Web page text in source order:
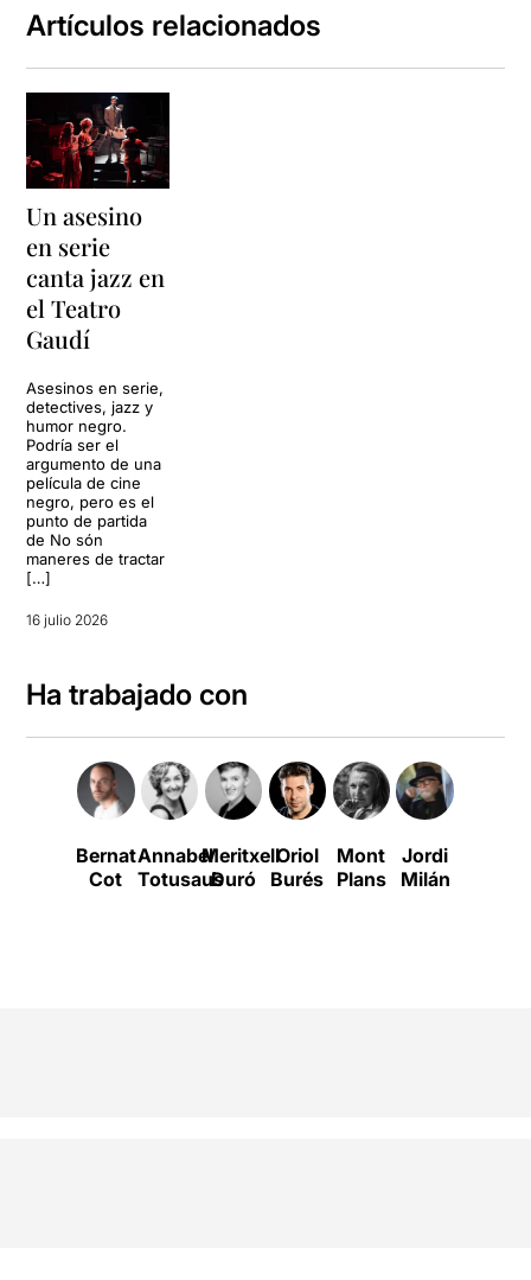
Artículos relacionados
Un asesino
en serie
canta jazz en
el Teatro
Gaudí
Asesinos en serie,
detectives, jazz y
humor negro.
Podría ser el
argumento de una
película de cine
negro, pero es el
punto de partida
de No són
maneres de tractar
[…]
16 julio 2026
Ha trabajado con
Bernat
Cot
Annabel
Totusaus
Meritxell
Duró
Oriol
Burés
Mont
Plans
Jordi
Milán